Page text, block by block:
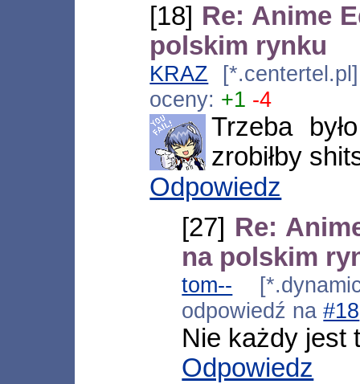
[18] Re: Anime
polskim rynku
KRAZ
oceny: +1 -4
Trzeba
zrobiłby
Odpowiedz
[27] Re:
na polskim
tom--
odpowiedź na#18
Nie każdy jest
Odpowiedz